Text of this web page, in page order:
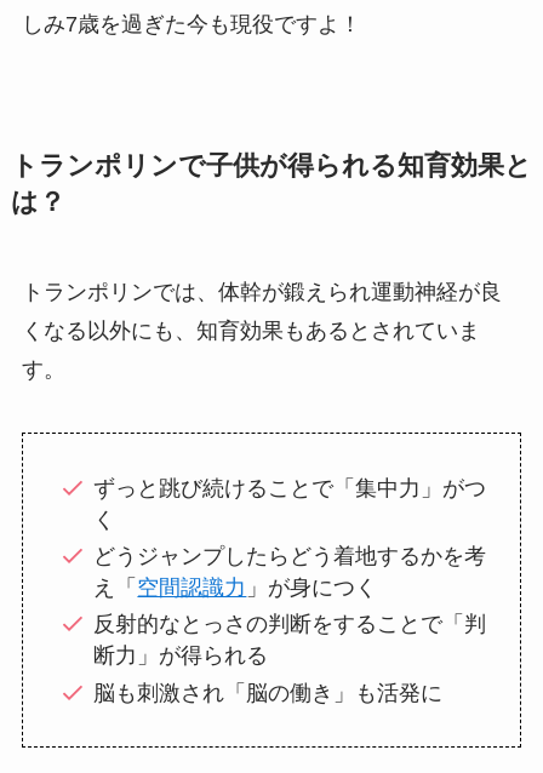
しみ7歳を過ぎた今も現役ですよ！
トランポリンで子供が得られる知育効果と
は？
トランポリンでは、体幹が鍛えられ運動神経が良
くなる以外にも、知育効果もあるとされていま
す。
ずっと跳び続けることで「集中力」がつ
く
どうジャンプしたらどう着地するかを考
え「 空間認識力 」が身につく
反射的なとっさの判断をすることで「判
断力」が得られる
脳も刺激され「脳の働き」も活発に